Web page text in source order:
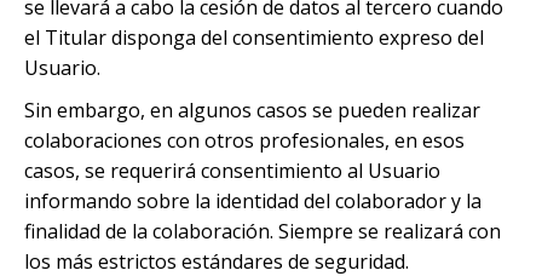
se llevará a cabo la cesión de datos al tercero cuando
el Titular disponga del consentimiento expreso del
Usuario.
Sin embargo, en algunos casos se pueden realizar
colaboraciones con otros profesionales, en esos
casos, se requerirá consentimiento al Usuario
informando sobre la identidad del colaborador y la
finalidad de la colaboración. Siempre se realizará con
los más estrictos estándares de seguridad.